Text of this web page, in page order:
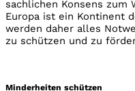
sachlichen Konsens zum
Europa ist ein Kontinent
werden daher alles
zu schützen und zu
Minderheiten schützen